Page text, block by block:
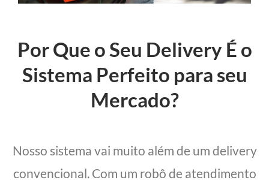
Por Que o Seu Delivery É o
Sistema Perfeito para seu
Mercado?
Nosso sistema vai muito além de um delivery
convencional. Com um robô de atendimento